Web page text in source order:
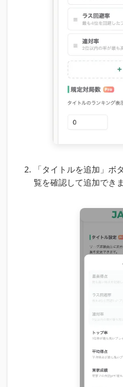
「タイトルを追加」
覧を確認して追加できま